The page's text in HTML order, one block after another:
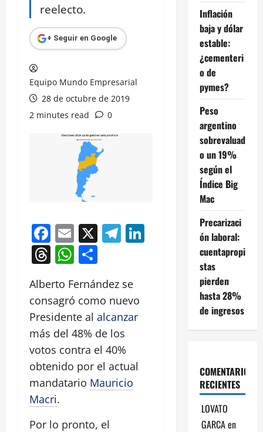
reelecto.
+ Seguir en Google
Equipo Mundo Empresarial
28 de octubre de 2019
2 minutes read
0
Facebook
Email
X Telegram
LinkedIn
Threads
WhatsApp
Alberto Fernández se
consagró como nuevo
Presidente al alcanzar
más del 48% de los
votos contra el 40%
obtenido por el actual
mandatario Mauricio
Macri.
Por lo pronto, el
Inflación
baja y dólar
estable:
¿cementeri
o de
pymes?
Peso
argentino
sobrevaluad
o un 19%
según el
Índice Big
Mac
Precarizaci
ón laboral:
cuentapropi
stas
pierden
hasta 28%
de ingresos
COMENTARIOS
RECIENTES
LOVATO
GARCAen